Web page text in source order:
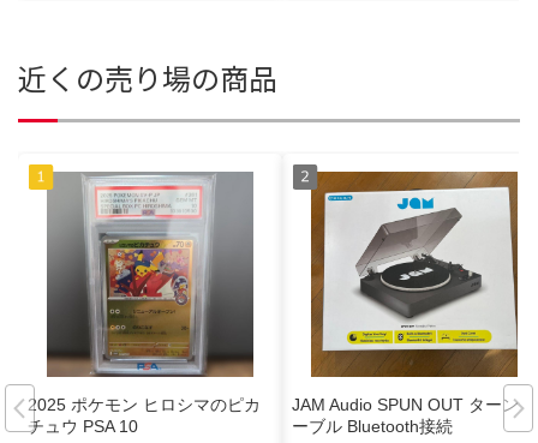
近くの売り場の商品
2025 ポケモン ヒロシマのピカ
チュウ PSA 10
JAM Audio SPUN OUT ターンテ
ーブル Bluetooth接続